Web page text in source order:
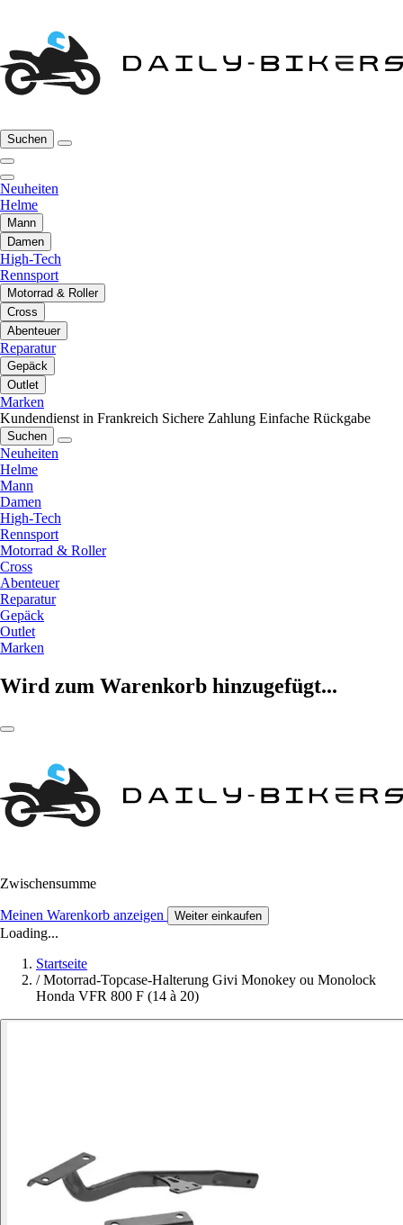
Suchen
Neuheiten
Helme
Mann
Damen
High-Tech
Rennsport
Motorrad & Roller
Cross
Abenteuer
Reparatur
Gepäck
Outlet
Marken
Kundendienst in Frankreich Sichere Zahlung Einfache Rückgabe
Suchen
Neuheiten
Helme
Mann
Damen
High-Tech
Rennsport
Motorrad & Roller
Cross
Abenteuer
Reparatur
Gepäck
Outlet
Marken
Wird zum Warenkorb hinzugefügt...
Zwischensumme
Meinen Warenkorb anzeigen Weiter einkaufen
Loading...
Startseite
/ Motorrad-Topcase-Halterung Givi Monokey ou Monolock
Honda VFR 800 F (14 à 20)